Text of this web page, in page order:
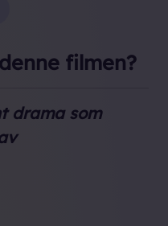
filmen?
drama som